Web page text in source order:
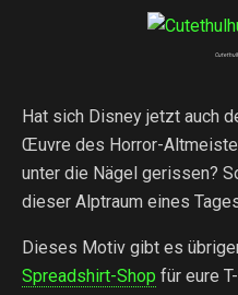
Hat sich Disney jetzt auch
Œuvre des Horror-
unter die Nägel gerissen?
dieser Alptraum eines
Dieses Motiv gibt es
Spreadshirt-Shop für eure